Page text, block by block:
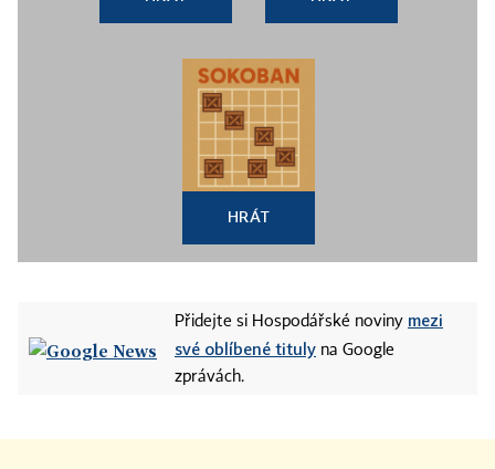
HRÁT
Přidejte si Hospodářské noviny mezi
své oblíbené tituly na Google
zprávách.